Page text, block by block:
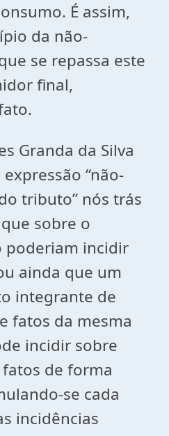
É assim,
da não-
se repassa este
final,
da Silva
“não-
tributo” nós trás
sobre o
poderiam incidir
ainda que um
integrante de
fatos da mesma
incidir sobre
de forma
se cada
incidências